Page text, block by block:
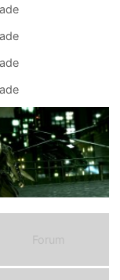
Forum